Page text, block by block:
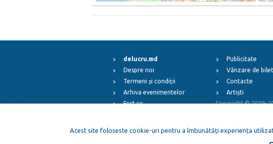
delucru.md
Despre noi
Termeni și condiții
Arhiva evenimentelor
Fest.ro
Publicitate
Vânzare de
Contacte
Artiști
Copyright © 2009-
Acest site foloseste cookie-uri pentru a îmbunătăți experiența